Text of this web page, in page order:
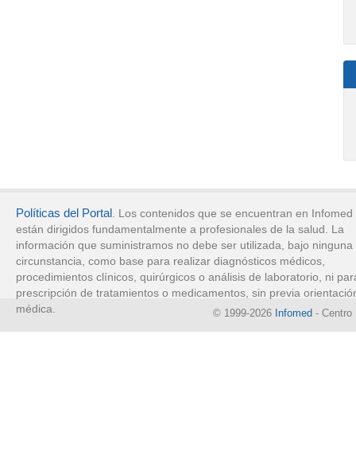
Políticas del Portal . Los contenidos que se encuentran en Infomed
están dirigidos fundamentalmente a profesionales de la salud. La
información que suministramos no debe ser utilizada, bajo ninguna
circunstancia, como base para realizar diagnósticos médicos,
procedimientos clínicos, quirúrgicos o análisis de laboratorio, ni
prescripción de tratamientos o medicamentos, sin previa
médica.
© 1999-2026 Infomed - Centro